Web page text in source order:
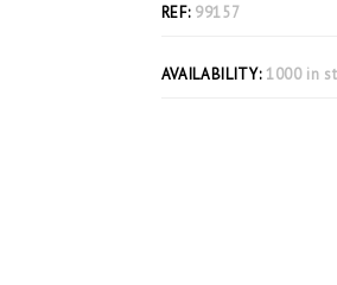
REF: 99157
AVAILABILITY: 1000 in